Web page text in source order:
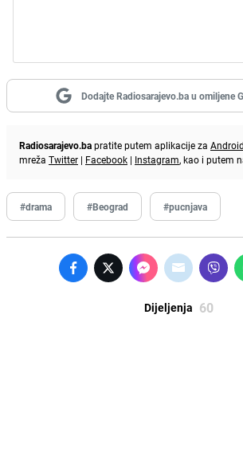
Dodajte Radiosarajevo.ba u omiljene
Radiosarajevo.bapratite putem aplikacije za Android
mreža Twitter | Facebook | Instagram, kao i putem
#drama #Beograd #pucnjava
Dijeljenja 60